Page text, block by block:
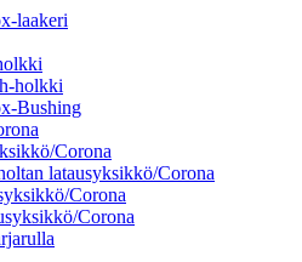
laakeri
holkki
Bushing
Corona
latausyksikkö/Corona
Corona
Corona